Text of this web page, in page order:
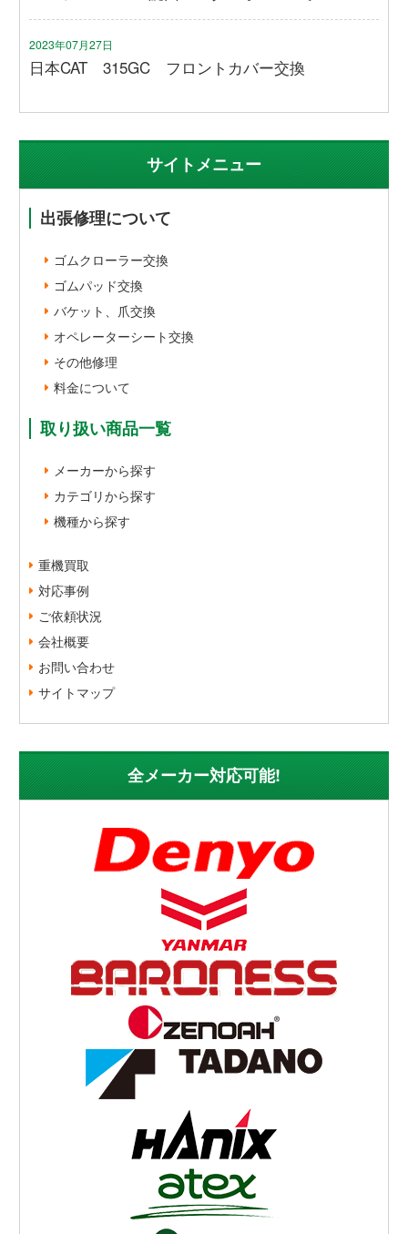
2023年07月27日
日本CAT 315GC フロントカバー交換
サイトメニュー
出張修理について
ゴムクローラー交換
ゴムパッド交換
バケット、爪交換
オペレーターシート交換
その他修理
料金について
取り扱い商品一覧
メーカーから探す
カテゴリから探す
機種から探す
重機買取
対応事例
ご依頼状況
会社概要
お問い合わせ
サイトマップ
全メーカー対応可能!